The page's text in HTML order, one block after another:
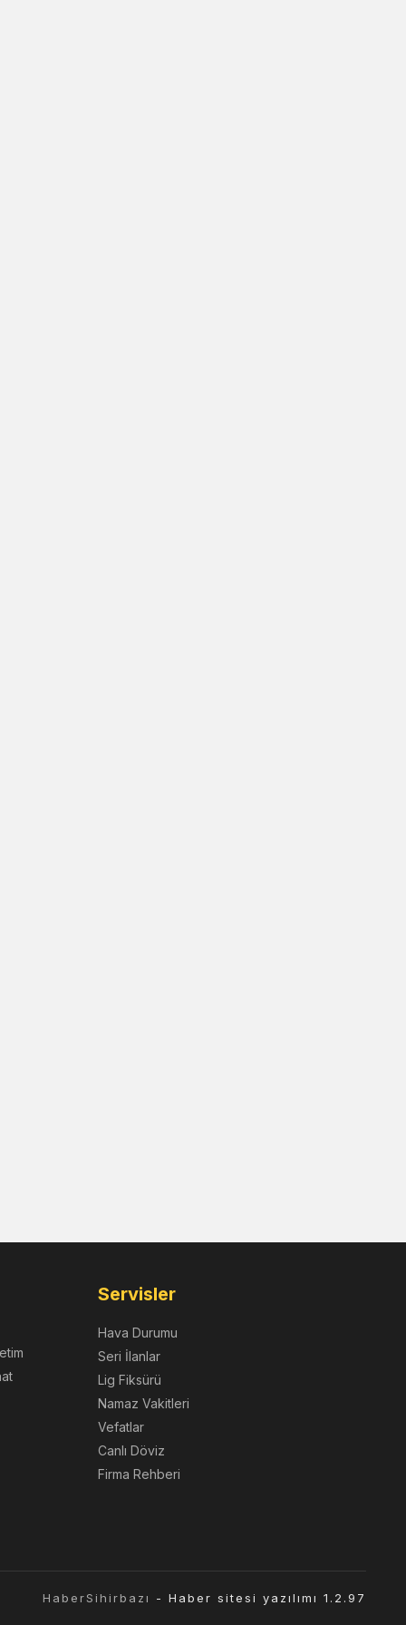
Servisler
Hava Durumu
Seri İlanlar
Lig Fiksürü
Namaz Vakitleri
Vefatlar
Canlı Döviz
Firma Rehberi
HaberSihirbazı - Haber sitesi yazılımı 1.2.97